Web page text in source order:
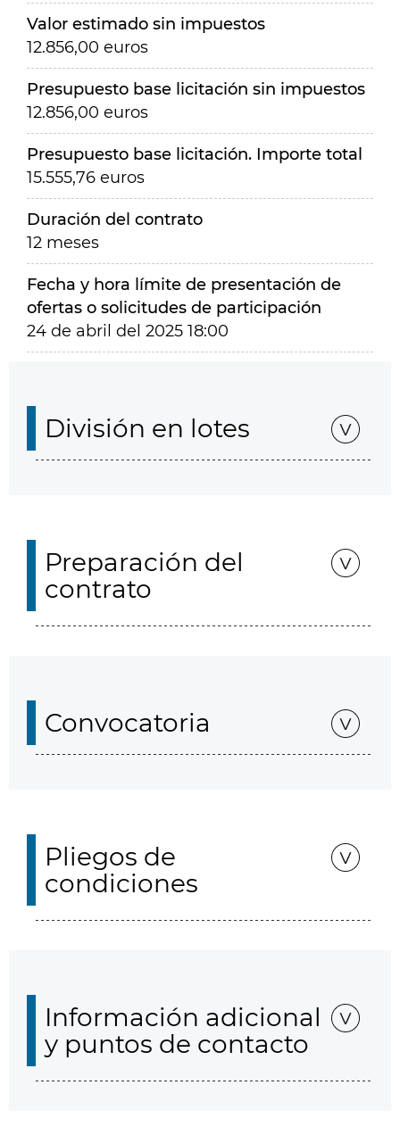
Valor estimado sin impuestos
12.856,00 euros
Presupuesto base licitación sin impuestos
12.856,00 euros
Presupuesto base licitación. Importe total
15.555,76 euros
Duración del contrato
12 meses
Fecha y hora límite de presentación de
ofertas o solicitudes de participación
24 de abril del 2025 18:00
División en lotes
Preparación del
contrato
Convocatoria
Pliegos de
condiciones
Información adicional
y puntos de contacto